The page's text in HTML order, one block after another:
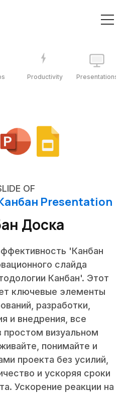
Productivity Presentations
OF
Presentation
Доска
'Канбан
слайда
Канбан'. Этот
ключевые элементы
разработки,
и внедрения, все
простом визуальном
понимайте и
проекта без усилий,
и ускоряя сроки
Ускорение реакции на